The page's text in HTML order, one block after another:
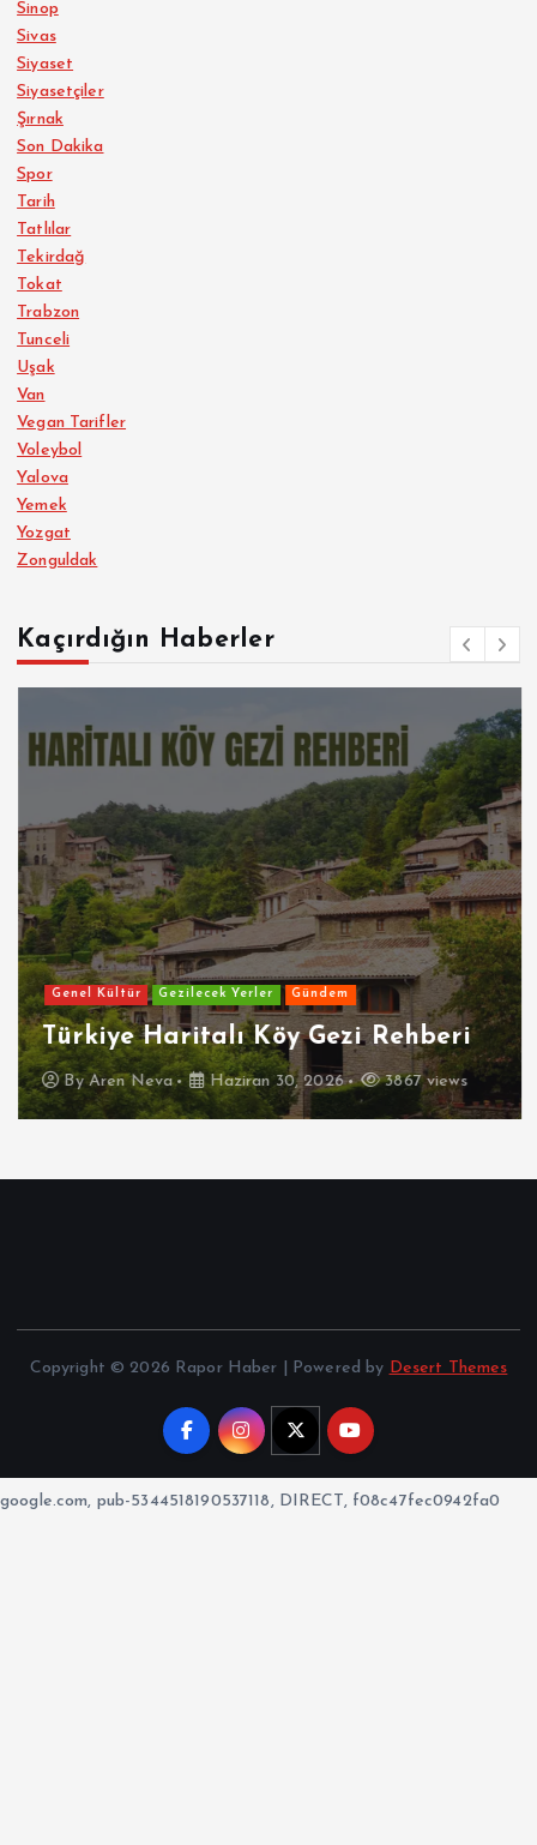
Sinop
Sivas
Siyaset
Siyasetçiler
Şırnak
Son Dakika
Spor
Tarih
Tatlılar
Tekirdağ
Tokat
Trabzon
Tunceli
Uşak
Van
Vegan Tarifler
Voleybol
Yalova
Yemek
Yozgat
Zonguldak
Kaçırdığın Haberler
Genel Kültür Gezilecek Yerler Gündem
Türkiye Haritalı Köy Gezi Rehberi
ByAren Neva Haziran 30, 2026 3867 views
Copyright © 2026 Rapor Haber | Powered by Desert Themes
google.com, pub-5344518190537118, DIRECT, f08c47fec0942fa0